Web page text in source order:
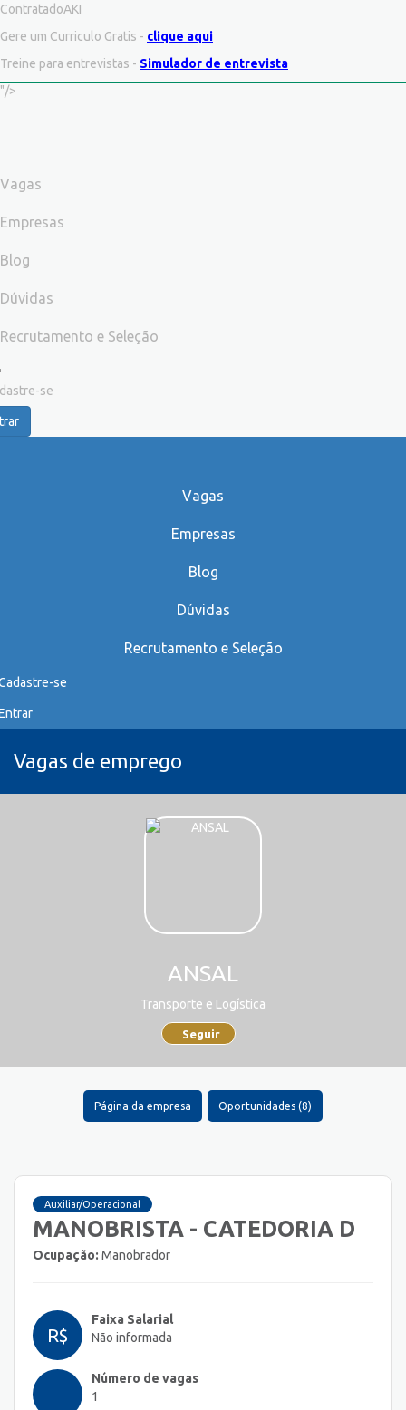
ContratadoAKI
Gere um Curriculo Gratis - clique aqui
Treine para entrevistas - Simulador de entrevista
"/>
Vagas
Empresas
Blog
Dúvidas
Recrutamento e Seleção
se
Vagas
Empresas
Blog
Dúvidas
Recrutamento e Seleção
se
Vagas de emprego
ANSAL
Transporte e Logística
Seguir
Página da empresa Oportunidades (8)
Auxiliar/Operacional
MANOBRISTA - CATEDORIA D
Ocupação: Manobrador
R$
Faixa Salarial
Não informada
Número de vagas
1